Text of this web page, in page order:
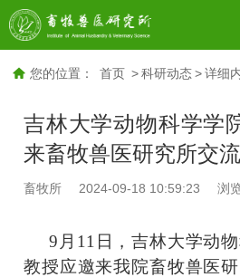
您的位置： 首页 > 科研动态 > 详细
吉林大学动物科学学
来畜牧兽医研究所交流
畜牧所 2024-09-18 10:59:23 浏
9月11日，吉林大学动
教授应邀来我院畜牧兽医研